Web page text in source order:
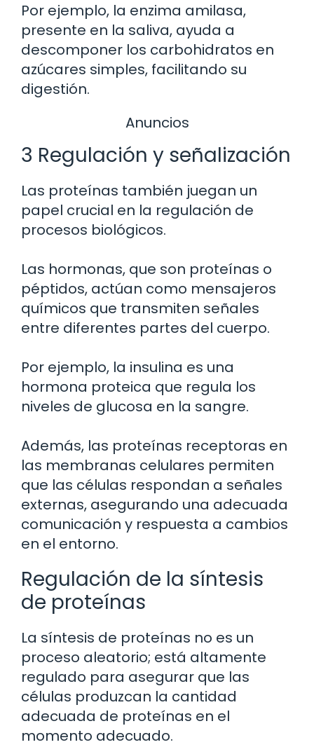
Por ejemplo, la enzima amilasa,
presente en la saliva, ayuda a
descomponer los carbohidratos en
azúcares simples, facilitando su
digestión.
Anuncios
3 Regulación y señalización
Las proteínas también juegan un
papel crucial en la regulación de
procesos biológicos.
Las hormonas, que son proteínas o
péptidos, actúan como mensajeros
químicos que transmiten señales
entre diferentes partes del cuerpo.
Por ejemplo, la insulina es una
hormona proteica que regula los
niveles de glucosa en la sangre.
Además, las proteínas receptoras en
las membranas celulares permiten
que las células respondan a señales
externas, asegurando una adecuada
comunicación y respuesta a cambios
en el entorno.
Regulación de la síntesis
de proteínas
La síntesis de proteínas no es un
proceso aleatorio; está altamente
regulado para asegurar que las
células produzcan la cantidad
adecuada de proteínas en el
momento adecuado.